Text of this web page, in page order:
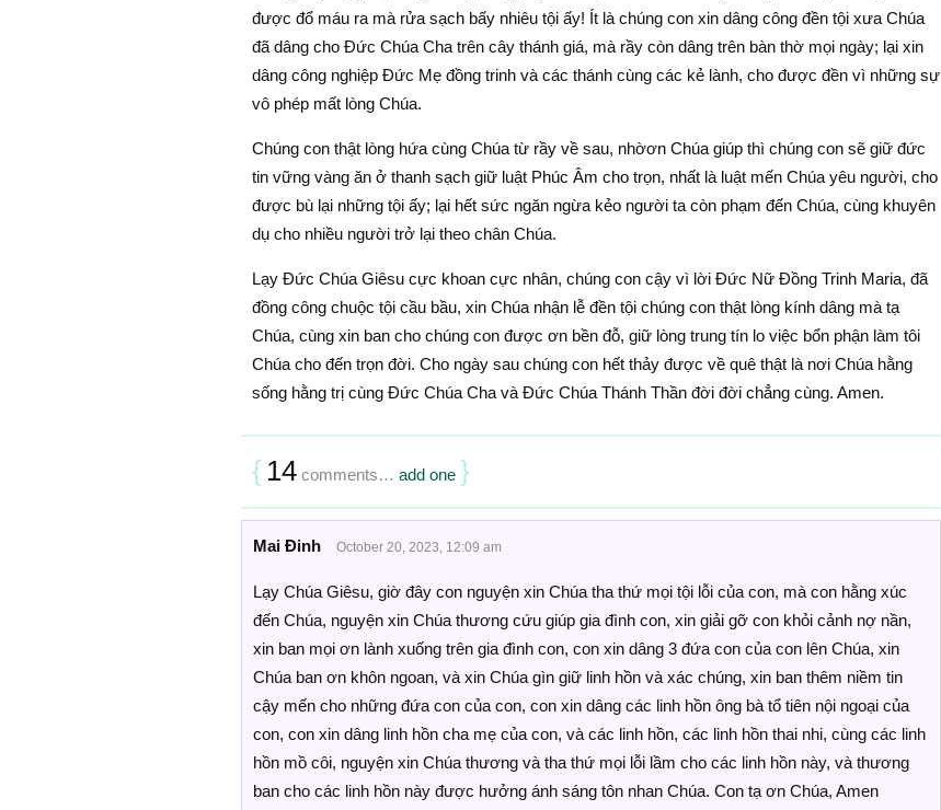
được đổ máu ra mà rửa sạch bấy nhiêu tội ấy! Ít là chúng con xin dâng công đền tội xưa Chúa
đã dâng cho Ðức Chúa Cha trên cây thánh giá, mà rầy còn dâng trên bàn thờ mọi ngày; lại xin
dâng công nghiệp Ðức Mẹ đồng trinh và các thánh cùng các kẻ lành, cho được đền vì những sự
vô phép mất lòng Chúa.
Chúng con thật lòng hứa cùng Chúa từ rầy về sau, nhờơn Chúa giúp thì chúng con sẽ giữ đức
tin vững vàng ăn ở thanh sạch giữ luật Phúc Âm cho trọn, nhất là luật mến Chúa yêu người, cho
được bù lại những tội ấy; lại hết sức ngăn ngừa kẻo người ta còn phạm đến Chúa, cùng khuyên
dụ cho nhiều người trở lại theo chân Chúa.
Lạy Ðức Chúa Giêsu cực khoan cực nhân, chúng con cậy vì lời Ðức Nữ Ðồng Trinh Maria, đã
đồng công chuộc tội cầu bầu, xin Chúa nhận lễ đền tội chúng con thật lòng kính dâng mà tạ
Chúa, cùng xin ban cho chúng con được ơn bền đỗ, giữ lòng trung tín lo việc bổn phận làm tôi
Chúa cho đến trọn đời. Cho ngày sau chúng con hết thảy được về quê thật là nơi Chúa hằng
sống hằng trị cùng Ðức Chúa Cha và Ðức Chúa Thánh Thần đời đời chẳng cùng. Amen.
{ 14comments… add one }
Mai Đinh October 20, 2023, 12:09 am
Lạy Chúa Giêsu, giờ đây con nguyện xin Chúa tha thứ mọi tội lỗi của con, mà con hằng xúc
đến Chúa, nguyện xin Chúa thương cứu giúp gia đình con, xin giải gỡ con khỏi cảnh nợ nần,
xin ban mọi ơn lành xuống trên gia đình con, con xin dâng 3 đứa con của con lên Chúa, xin
Chúa ban ơn khôn ngoan, và xin Chúa gìn giữ linh hồn và xác chúng, xin ban thêm niềm tin
cậy mến cho những đứa con của con, con xin dâng các linh hồn ông bà tổ tiên nội ngoại của
con, con xin dâng linh hồn cha mẹ của con, và các linh hồn, các linh hồn thai nhi, cùng các linh
hồn mồ côi, nguyện xin Chúa thương và tha thứ mọi lỗi lầm cho các linh hồn này, và thương
ban cho các linh hồn này được hưởng ánh sáng tôn nhan Chúa. Con tạ ơn Chúa, Amen